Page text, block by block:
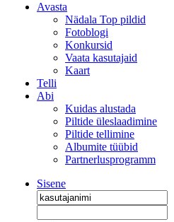
Avasta
Nädala Top pildid
Fotoblogi
Konkursid
Vaata kasutajaid
Kaart
Telli
Abi
Kuidas alustada
Piltide üleslaadimine
Piltide tellimine
Albumite tüübid
Partnerlusprogramm
Sisene